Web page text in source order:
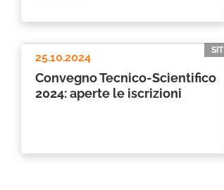
SIT
25.10.2024
Convegno Tecnico-Scientifico
2024: aperte le iscrizioni